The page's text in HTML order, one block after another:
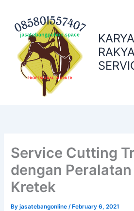
content
KARYA
Service Cutting
dengan
Kretek
Byjasatebangonline/ February 6, 2021